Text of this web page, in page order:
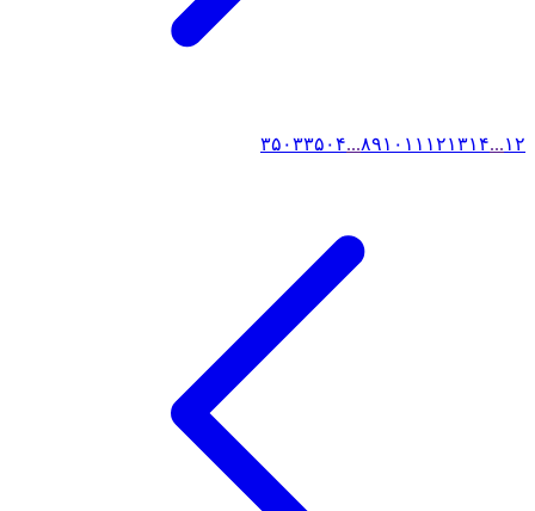
۱۲ ... ۸۹۱۰ ۱۱ ۱۲۱۳۱۴ ... ۳۵۰۳۳۵۰۴